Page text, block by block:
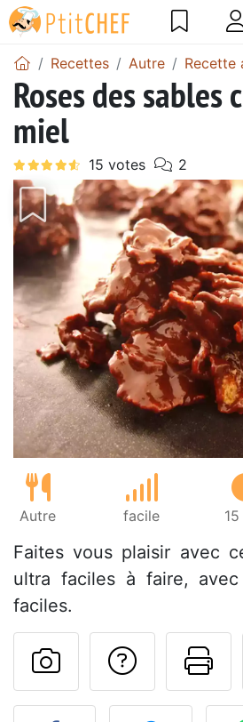
Recettes Autre Recette
Roses des sables
miel
Autre facile
Faites vous plaisir avec
ultra faciles à faire,
faciles.
Poser
Publier votre